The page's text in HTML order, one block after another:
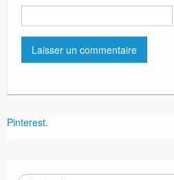
Pinterest.